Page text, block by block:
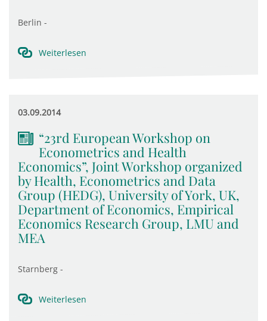
Berlin -
Weiterlesen
03.09.2014
“23rd European Workshop on
Econometrics and Health
Economics”, Joint Workshop organized
by Health, Econometrics and Data
Group (HEDG), University of York, UK,
Department of Economics, Empirical
Economics Research Group, LMU and
MEA
Starnberg -
Weiterlesen